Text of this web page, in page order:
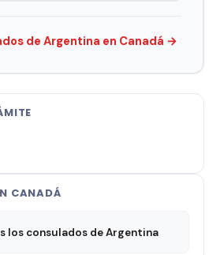
CANADÁ
los consulados de Argentina
de Argentina en Canadá →